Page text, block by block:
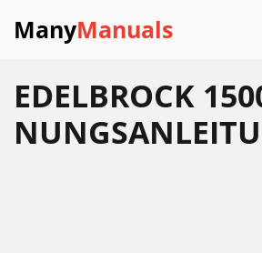
ManyManuals
EDELBROCK